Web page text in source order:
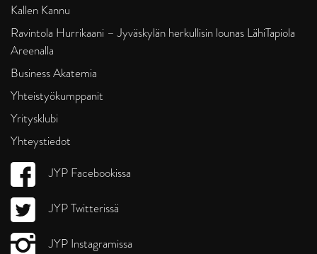
Kallen Kannu
Ravintola Hurrikaani – Jyväskylän herkullisin lounas LähiTapiola
Areenalla
Business Akatemia
Yhteistyökumppanit
Yritysklubi
Yhteystiedot
JYP Facebookissa
JYP Twitterissä
JYP Instagramissa